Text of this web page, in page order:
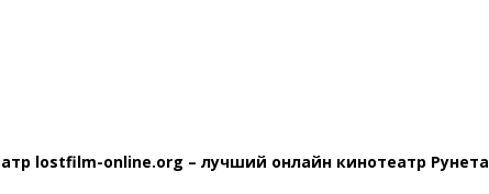
lostfilm-online.org – лучший онлайн кинотеатр Рунета